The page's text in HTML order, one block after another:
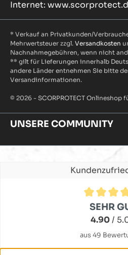
Internet:
* Verkauf an Privatkunden/
Mehrwertsteuer zzgl. Versandkosten
Nachnahmegebühren, wenn nicht
** gilt für Lieferungen innerhalb
andere Länder entnehmen Sie bitte
Versandinformationen.
© 2026 - SCORPROTECT Onlineshop
UNSERE COMMUNITY
Durchschnittliche Bewertung
SEHR
4.90/
aus 49